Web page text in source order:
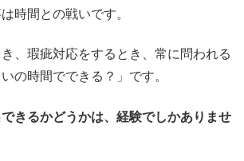
時間との戦いです。
、瑕疵対応をするとき、常に問われる
の時間でできる？」です。
きるかどうかは、経験でしかありませ